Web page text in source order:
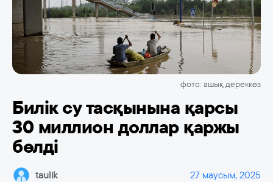
фото: ашық дереккөз
Билік су тасқынына қарсы
30 миллион доллар қаржы
бөлді
taulik 27 маусым, 2025